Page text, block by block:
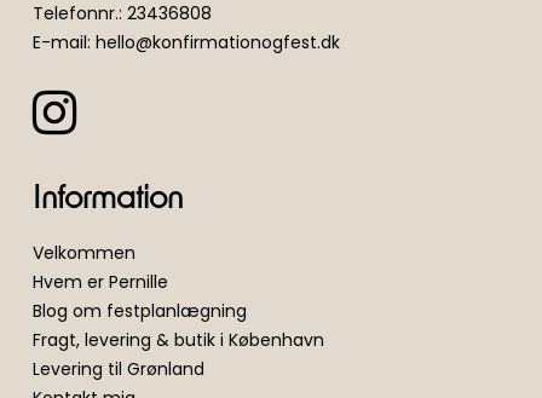
Telefonnr.: 23436808
E-mail: hello@konfirmationogfest.dk
Information
Velkommen
Hvem er Pernille
Blog om festplanlægning
Fragt, levering & butik i København
Levering til Grønland